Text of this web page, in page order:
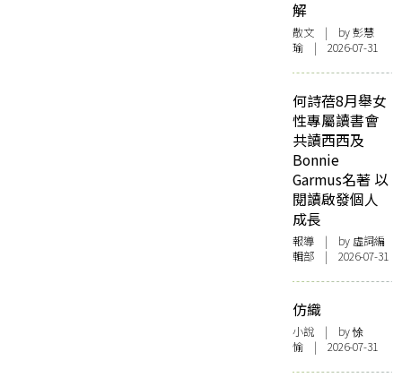
解
散文 | by 彭慧
瑜 | 2026-07-31
何詩蓓8月舉女
性專屬讀書會
共讀西西及
Bonnie
Garmus名著 以
閱讀啟發個人
成長
報導 | by 虛詞編
輯部 | 2026-07-31
仿織
小說 | by 悇
愉 | 2026-07-31